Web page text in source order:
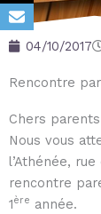
04/10/2017
Rencontre
Chers parents
Nous vous
l’Athénée,
rencontre
1ère année.